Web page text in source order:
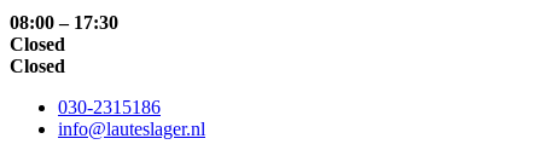
08:00 – 17:30
Closed
Closed
030-2315186
info@lauteslager.nl